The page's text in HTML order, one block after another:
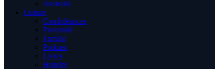
Australia
Culture
Condoléances
Proximité
Famille
Podcast
Livres
Histoire